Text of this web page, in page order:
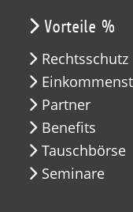
Vorteile %
Rechtsschutz
Partner
Benefits
Tauschbörse
Seminare